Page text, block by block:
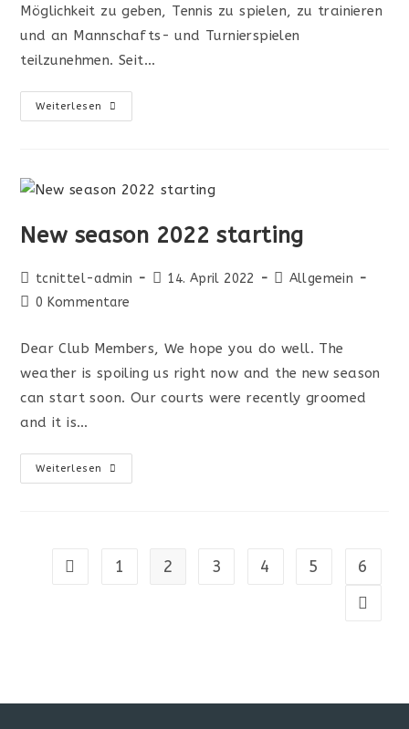
Möglichkeit zu geben, Tennis zu spielen, zu trainieren
und an Mannschafts- und Turnierspielen
teilzunehmen. Seit…
Weiterlesen
New season 2022 starting
tcnittel-admin 14. April 2022
Allgemein
0 Kommentare
Dear Club Members, We hope you do well. The
weather is spoiling us right now and the new season
can start soon. Our courts were recently groomed
and it is…
Weiterlesen
1 2 3 4 5 6